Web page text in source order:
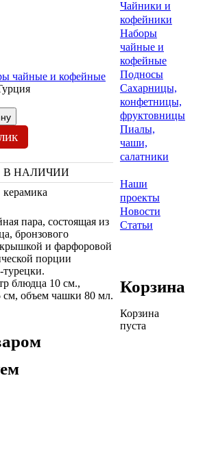
чайные и кофейные
В НАЛИЧИИ
керамика
пара, состоящая из
бронзового
и фарфоровой
порции
турецки.
блюдца 10 см.,
см, объем чашки 80 мл.
Чайники и
кофейники
Наборы
чайные и
кофейные
Подносы
Сахарницы,
конфетницы,
фруктовницы
Пиалы,
чаши,
салатники
Наши
проекты
Новости
Статьи
Корзина
Корзина
пуста